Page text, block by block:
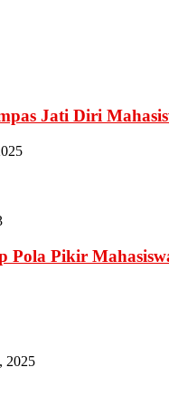
Jati Diri
Pola Pikir
2025